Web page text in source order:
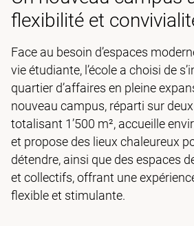
flexibilité et
Face au besoin d’espaces
vie étudiante, l’école a choisi de
quartier d’affaires en pleine
nouveau campus, réparti sur
totalisant 1’500 m², accueille
et propose des lieux chaleureux
détendre, ainsi que des espaces
et collectifs, offrant une
flexible et stimulante.